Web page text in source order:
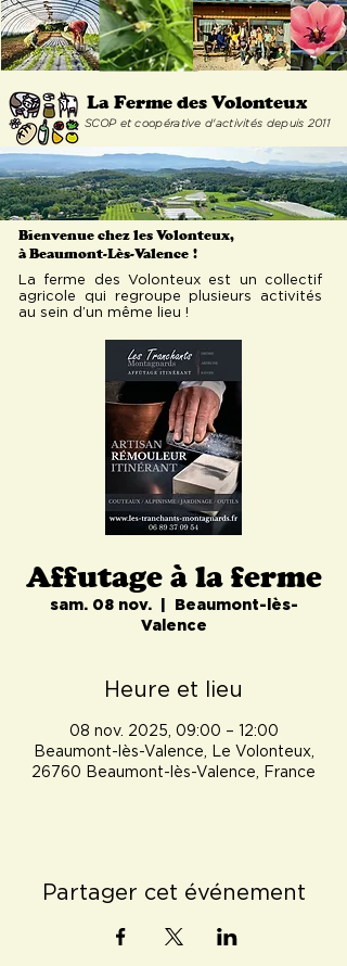
La Ferme des Volonteux
SCOP et coopérative d'activités depuis 2011
Bienvenue chez les Volonteux,
à Beaumont-Lès-Valence !
La ferme des Volonteux est un collectif
agricole qui regroupe plusieurs activités
au sein d’un même lieu !
Affutage à la ferme
sam. 08 nov.
  |
Beaumont-lès-
Valence
Heure et lieu
08 nov. 2025, 09:00 – 12:00
Beaumont-lès-Valence, Le Volonteux,
26760 Beaumont-lès-Valence, France
Partager cet événement